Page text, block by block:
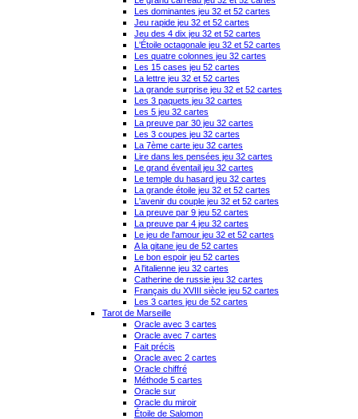
Les dominantes jeu 32 et 52 cartes
Jeu rapide jeu 32 et 52 cartes
Jeu des 4 dix jeu 32 et 52 cartes
L'Étoile octagonale jeu 32 et 52 cartes
Les quatre colonnes jeu 32 cartes
Les 15 cases jeu 52 cartes
La lettre jeu 32 et 52 cartes
La grande surprise jeu 32 et 52 cartes
Les 3 paquets jeu 32 cartes
Les 5 jeu 32 cartes
La preuve par 30 jeu 32 cartes
Les 3 coupes jeu 32 cartes
La 7ème carte jeu 32 cartes
Lire dans les pensées jeu 32 cartes
Le grand éventail jeu 32 cartes
Le temple du hasard jeu 32 cartes
La grande étoile jeu 32 et 52 cartes
L'avenir du couple jeu 32 et 52 cartes
La preuve par 9 jeu 52 cartes
La preuve par 4 jeu 32 cartes
Le jeu de l'amour jeu 32 et 52 cartes
A la gitane jeu de 52 cartes
Le bon espoir jeu 52 cartes
A l'italienne jeu 32 cartes
Catherine de russie jeu 32 cartes
Français du XVIII siècle jeu 52 cartes
Les 3 cartes jeu de 52 cartes
Tarot de Marseille
Oracle avec 3 cartes
Oracle avec 7 cartes
Fait précis
Oracle avec 2 cartes
Oracle chiffré
Méthode 5 cartes
Oracle sur
Oracle du miroir
Étoile de Salomon